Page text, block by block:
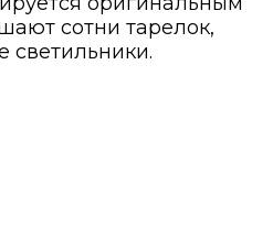
сотни тарелок,
светильники.